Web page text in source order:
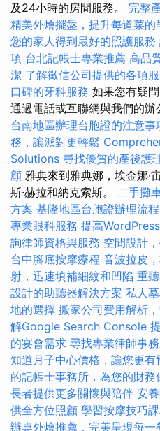
及24小時的房間服務。 完整
精美外燴擺盤，提升每道菜的
您的家人得到最好的照護服務
項 台北記帳士專業推薦 高品
潔 了解徵信公司提供的各項
口碑的牙科服務 如果您有疑
通過電話或互聯網與我們的辦
台南地區辦理台胞證的注意事
務，讓派對更輕鬆
Solutions 尋找優質的產後護
顧 雅典來到雅典娜，埃金娜·
斯·赫拉和納克索斯。 二手攤
方案 基隆地區台胞證辦理流程
專業眼科服務 提高
詢律師資格與服務 空間設計
台中腳底按摩療程 音波拉皮
射，迅速填補細紋和凹陷 重
設計的助聽器解決方案 私人
地的選擇 搬家公司費用解析
解Google Search Console
的宴會需求 尋找專業律師事
知道月子中心價格，讓您更有
的記帳士事務所，為您的財務
長者提供更多關懷與陪伴 安
供全方位照顧 學習按摩技巧
辦桌外燴推薦，完美呈現每一